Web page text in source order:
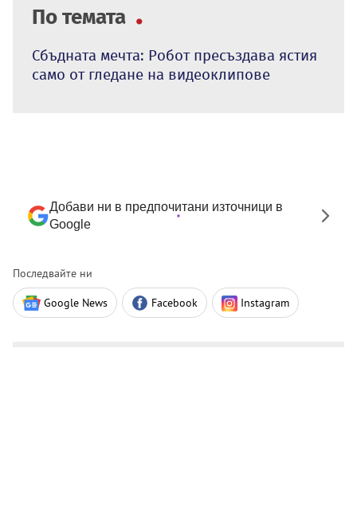
По темата
Сбъдната мечта: Робот пресъздава ястия
само от гледане на видеоклипове
Добави ни в предпочитани източници в
Google
Последвайте ни
Google News Facebook Instagram